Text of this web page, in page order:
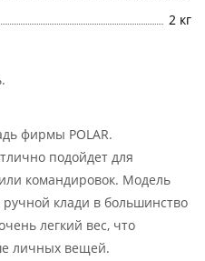
2 кг
.
фирмы POLAR.
подойдет для
командировок. Модель
клади в большинство
легкий вес, что
личных вещей.